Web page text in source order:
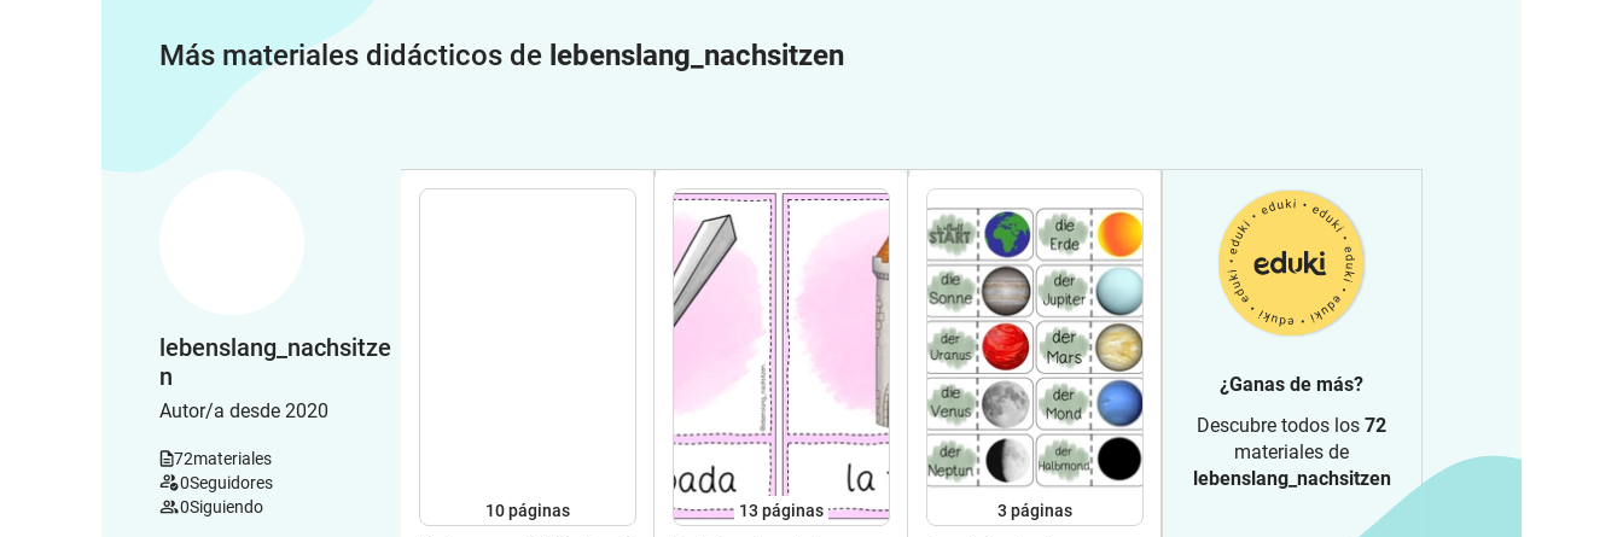
Más materiales didácticos de lebenslang_nachsitzen
lebenslang_nachsitze
n
Autor/a desde 2020
72materiales
0Seguidores
0Siguiendo 10páginas 13 páginas 3 páginas
¿Ganas de más?
Descubre todos los 72
materiales de
lebenslang_nachsitzen